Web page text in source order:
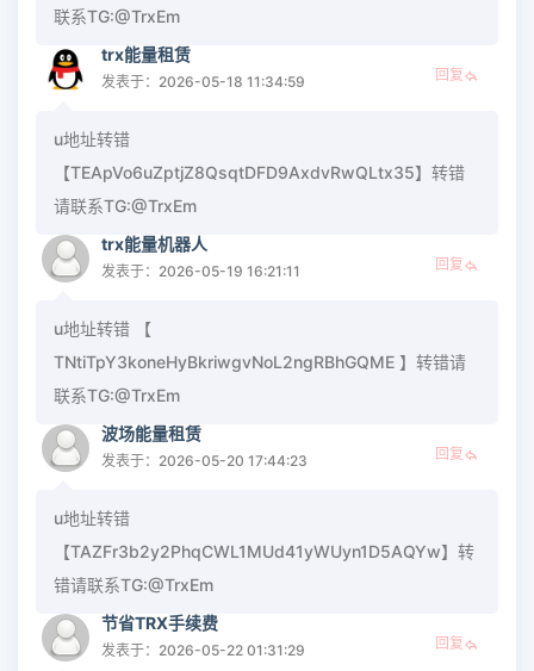
联系TG:@TrxEm
trx能量租赁
发表于：2026-05-18 11:34:59 回复
u地址转错
【TEApVo6uZptjZ8QsqtDFD9AxdvRwQLtx35】转错
请联系TG:@TrxEm
trx能量机器人
发表于：2026-05-19 16:21:11 回复
u地址转错 【
TNtiTpY3koneHyBkriwgvNoL2ngRBhGQME 】转错请
联系TG:@TrxEm
波场能量租赁
发表于：2026-05-20 17:44:23 回复
u地址转错
【TAZFr3b2y2PhqCWL1MUd41yWUyn1D5AQYw】转
错请联系TG:@TrxEm
节省TRX手续费
发表于：2026-05-22 01:31:29 回复